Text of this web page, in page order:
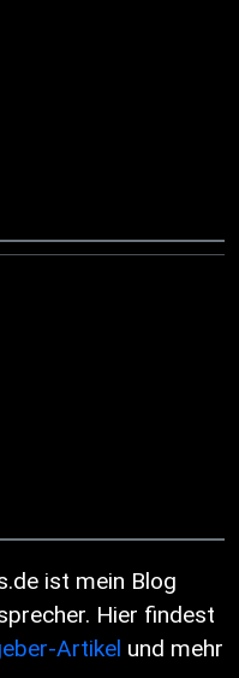
ist mein Blog
Hier findest
Artikel und mehr